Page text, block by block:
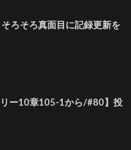
ろそろ真面目に記録更新を
リー10章105-1から/#80】投